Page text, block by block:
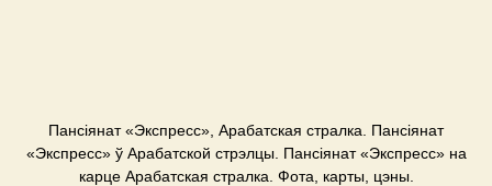
Пансіянат «Экспресс», Арабатская стралка. Пансіянат
«Экспресс» ў Арабатской стрэлцы. Пансіянат «Экспресс» на
карце Арабатская стралка. Фота, карты, цэны.